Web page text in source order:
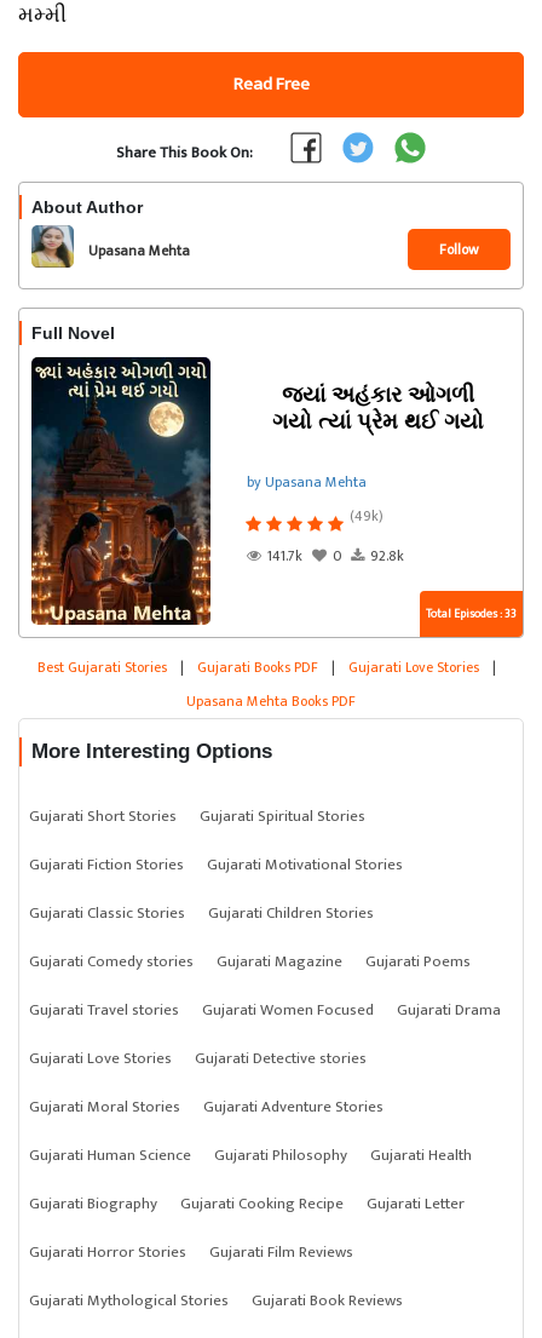
મમ્મી
Read Free
Share This Book On:
About Author
Upasana Mehta Follow
Full Novel
જ્યાં અહંકાર ઓગળી
ગયો ત્યાં પ્રેમ થઈ ગયો
by Upasana Mehta
(49k)
141.7k
0 92.8k
Total Episodes : 33
Best Gujarati Stories | Gujarati Books PDF | Gujarati Love Stories |
Upasana Mehta Books PDF
More Interesting Options
Gujarati Short Stories
Gujarati Spiritual Stories
Gujarati Fiction Stories
Gujarati Motivational Stories
Gujarati Classic Stories
Gujarati Children Stories
Gujarati Comedy stories
Gujarati Magazine
Gujarati Poems
Gujarati Travel stories
Gujarati Women Focused
Gujarati Drama
Gujarati Love Stories
Gujarati Detective stories
Gujarati Moral Stories
Gujarati Adventure Stories
Gujarati Human Science
Gujarati Philosophy
Gujarati Health
Gujarati Biography
Gujarati Cooking Recipe
Gujarati Letter
Gujarati Horror Stories
Gujarati Film Reviews
Gujarati Mythological Stories
Gujarati Book Reviews